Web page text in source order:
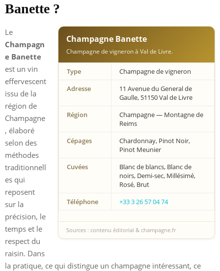
Banette ?
Champagne Banette
Champagne de vigneron à Val de Livre.
Type
Champagne de vigneron
Adresse
11 Avenue du General de
Gaulle, 51150 Val de Livre
Région
Champagne — Montagne de
Reims
Cépages
Chardonnay, Pinot Noir,
Pinot Meunier
Cuvées
Blanc de blancs, Blanc de
noirs, Demi-sec, Millésimé,
Rosé, Brut
Téléphone
+33 3 26 57 04 74
Sources : contenu éditorial & champagne.fr
Le
Champagn
e Banette
est un vin
effervescent
issu de la
région de
Champagne
, élaboré
selon des
méthodes
traditionnell
es qui
reposent
sur la
précision, le
temps et le
respect du
raisin. Dans
la pratique, ce qui distingue un champagne intéressant, ce